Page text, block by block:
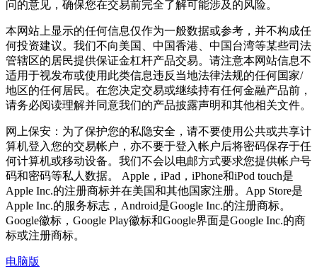
问的意见，确保您在交易前完全了解可能涉及的风险。
本网站上显示的任何信息仅作为一般数据或参考，并不构成任
何投资建议。我们不向美国、中国香港、中国台湾等某些司法
管辖区的居民提供保证金杠杆产品交易。请注意本网站信息不
适用于视发布或使用此类信息违反当地法律法规的任何国家/
地区的任何居民。在您决定交易或继续持有任何金融产品前，
请务必阅读理解并同意我们的产品披露声明和其他相关文件。
网上保安：为了保护您的私隐安全，请不要使用公共或共享计
算机登入您的交易帐户，亦不要于登入帐户后将密码保存于任
何计算机或移动设备。我们不会以电邮方式要求您提供帐户号
码和密码等私人数据。 Apple，iPad，iPhone和iPod touch是
Apple Inc.的注册商标并在美国和其他国家注册。App Store是
Apple Inc.的服务标志，Android是Google Inc.的注册商标。
Google徽标，Google Play徽标和Google界面是Google Inc.的商
标或注册商标。
电脑版